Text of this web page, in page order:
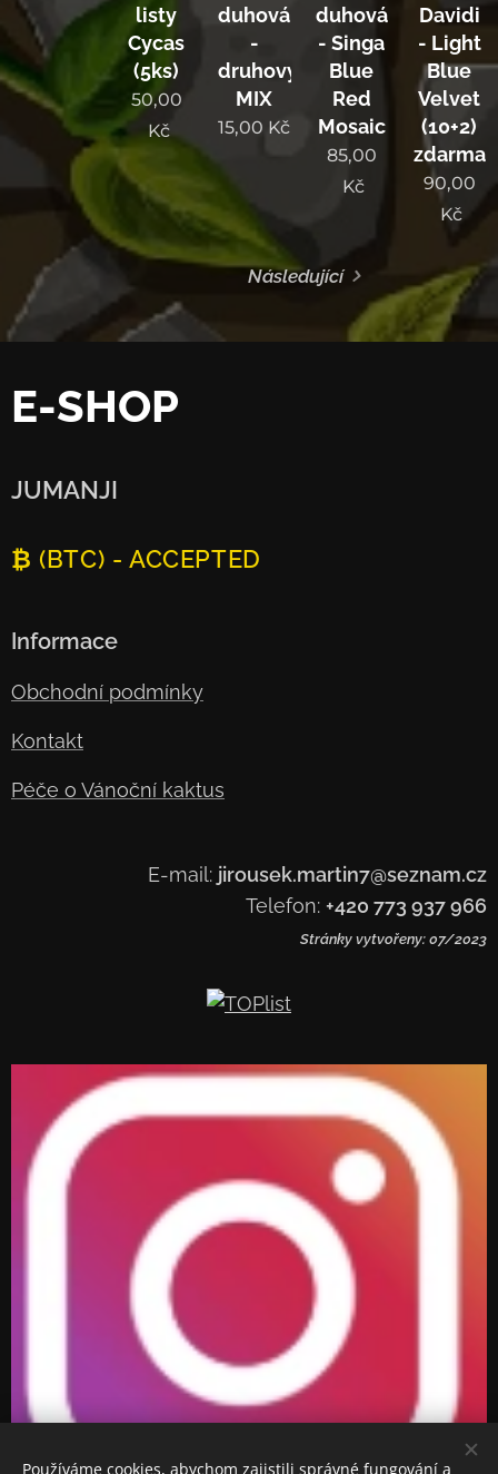
listy
Cycas
(5ks)
50,00
Kč
duhová
-
druhový
MIX
15,00 Kč
duhová
- Singa
Blue
Red
Mosaic
85,00
Kč
Davidi
- Light
Blue
Velvet
(10+2)
zdarma
90,00
Kč
Následující
E-SHOP
JUMANJI
₿ (BTC) - ACCEPTED
Informace
Obchodní podmínky
Kontakt
Péče o Vánoční kaktus
E-mail: jirousek.martin7@seznam.cz
Telefon: +420 773 937 966
Stránky vytvořeny: 07/2023
Používáme cookies, abychom zajistili správné fungování a